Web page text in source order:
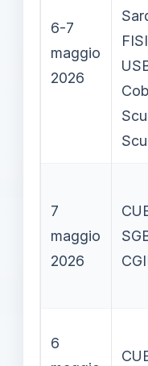
6-7
maggio
2026
7
maggio
2026
6